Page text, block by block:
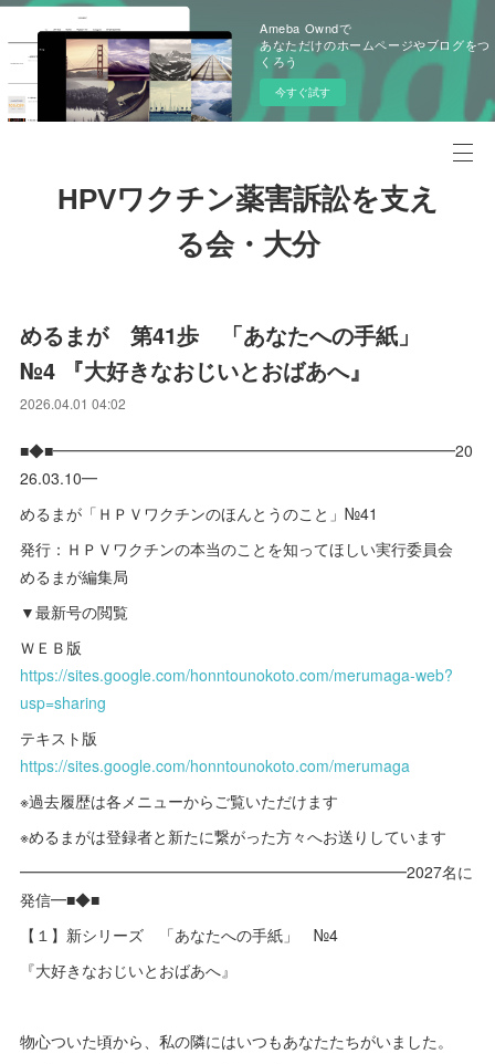
Ameba Owndで
あなただけのホームページやブログをつ
くろう
今すぐ試す
HPVワクチン薬害訴訟を支え
る会・大分
めるまが 第41歩 「あなたへの手紙」
№4 『大好きなおじいとおばあへ』
2026.04.01 04:02
■◆■━━━━━━━━━━━━━━━━━━━━━━━━━━20
26.03.10━
めるまが「ＨＰＶワクチンのほんとうのこと」№41
発行：ＨＰＶワクチンの本当のことを知ってほしい実行委員会
めるまが編集局
▼最新号の閲覧
ＷＥＢ版
https://sites.google.com/honntounokoto.com/merumaga-web?
usp=sharing
テキスト版
https://sites.google.com/honntounokoto.com/merumaga
※過去履歴は各メニューからご覧いただけます
※めるまがは登録者と新たに繋がった方々へお送りしています
━━━━━━━━━━━━━━━━━━━━━━━━━2027名に
発信━■◆■
【１】新シリーズ 「あなたへの手紙」 №4
『大好きなおじいとおばあへ』
物心ついた頃から、私の隣にはいつもあなたたちがいました。